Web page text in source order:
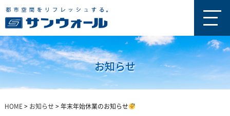
お知らせ
HOME> お知らせ > 年末年始休業のお知らせ